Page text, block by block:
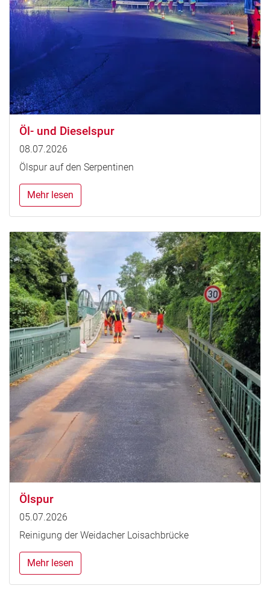
Öl- und Dieselspur
08.07.2026
Ölspur auf den Serpentinen
Mehr lesen
Ölspur
05.07.2026
Reinigung der Weidacher Loisachbrücke
Mehr lesen